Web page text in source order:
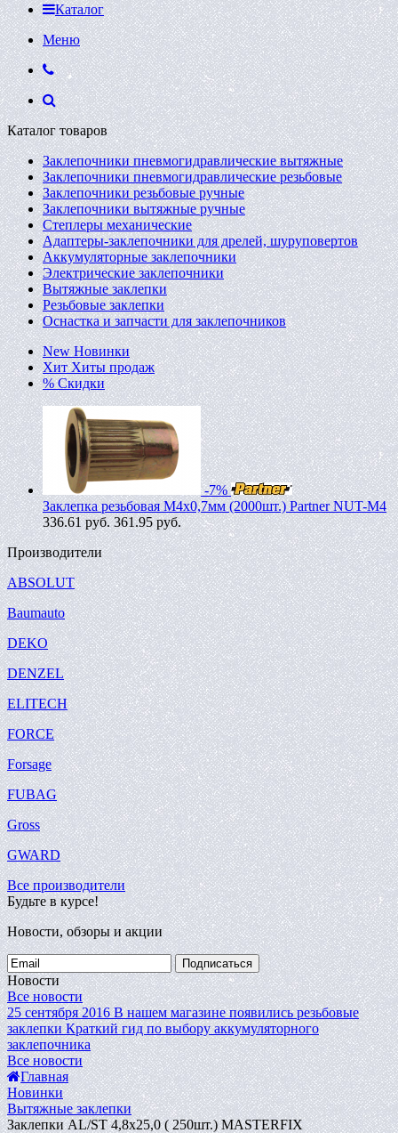
Каталог
Меню
Каталог товаров
Заклепочники пневмогидравлические вытяжные
Заклепочники пневмогидравлические резьбовые
Заклепочники резьбовые ручные
Заклепочники вытяжные ручные
Степлеры механические
Адаптеры-заклепочники для дрелей, шуруповертов
Аккумуляторные заклепочники
Электрические заклепочники
Вытяжные заклепки
Резьбовые заклепки
Оснастка и запчасти для заклепочников
New Новинки
Хит Хиты продаж
% Скидки
-7%
Заклепка резьбовая M4х0,7мм (2000шт.) Partner NUT-M4
336.61руб. 361.95 руб.
Производители
ABSOLUT
Baumauto
DEKO
DENZEL
ELITECH
FORCE
Forsage
FUBAG
Gross
GWARD
Все производители
Будьте в курсе!
Новости, обзоры и акции
Подписаться
Новости
Все новости
25 сентября 2016 В нашем магазине появились резьбовые
заклепки Краткий гид по выбору аккумуляторного
заклепочника
Все новости
Главная
Новинки
Вытяжные заклепки
Заклепки AL/ST 4,8x25,0 ( 250шт.) MASTERFIX